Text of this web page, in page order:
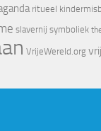
ritueel
slavernij symboliek
VrijeWereld.org